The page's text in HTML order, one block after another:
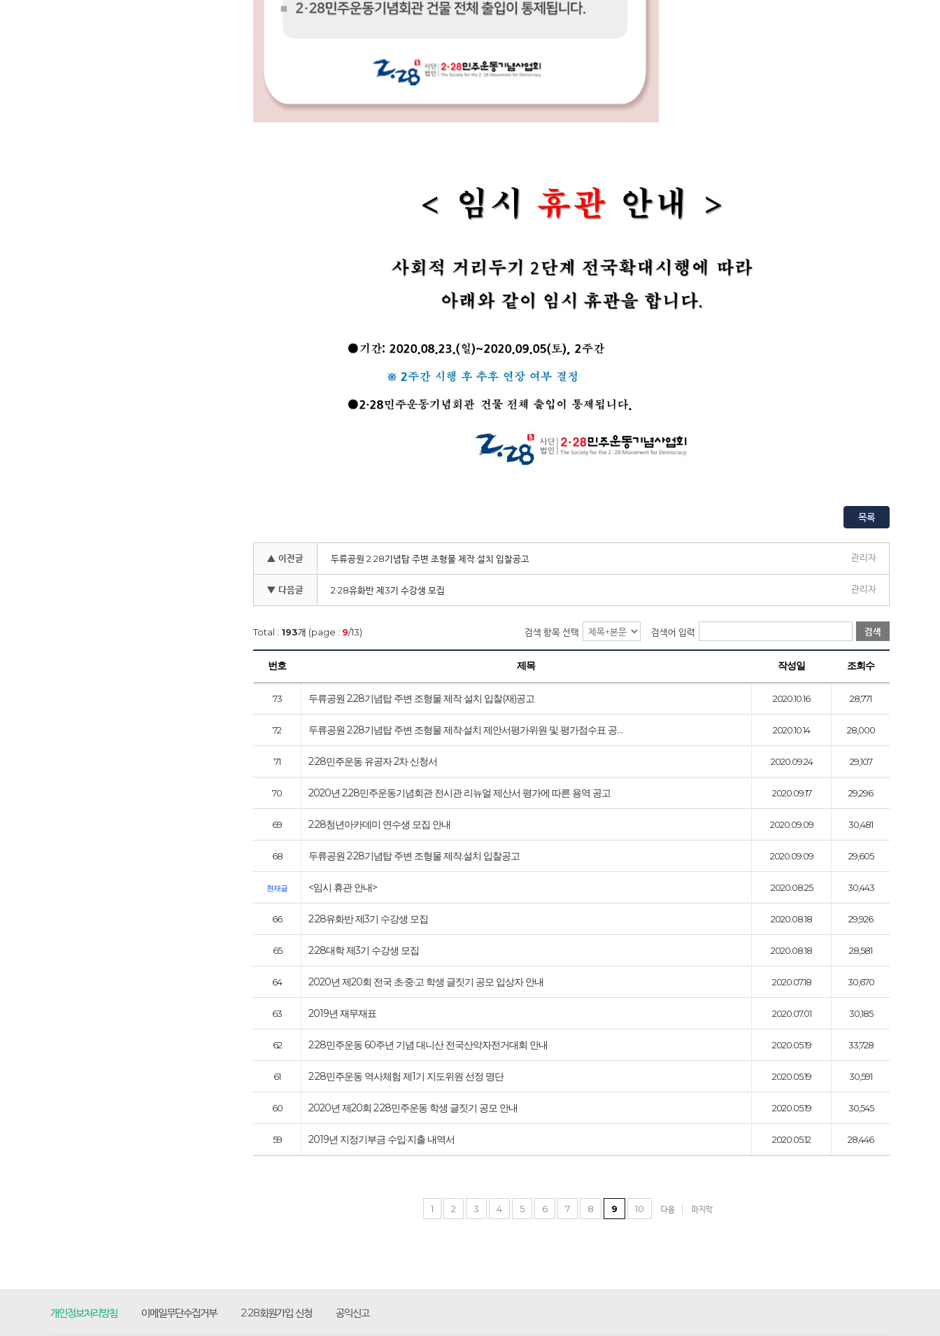
목록
▲ 이전글 두류공원 2·28기념탑 주변 조형물 제작.설치 입찰공고 관리자
▼ 다음글 2·28유화반 제3기 수강생 모집 관리자
Total : 193개 (page : 9/13) 검색 항목 선택 검색어 입력 검색
번호 제목 작성일 조회수
73 두류공원 2.28기념탑 주변 조형물 제작 설치 입찰(재)공고 2020.10.16 28,771
72 두류공원 2·28기념탑 주변 조형물 제작·설치 제안서평가위원 및 평가점수표 공… 2020.10.14 28,000
71 2·28민주운동 유공자 2차 신청서 2020.09.24 29,107
70 2020년 2.28민주운동기념회관 전시관 리뉴얼 제산서 평가에 따른 용역 공고 2020.09.17 29,296
69 2·28청년아카데미 연수생 모집 안내 2020.09.09 30,481
68 두류공원 2·28기념탑 주변 조형물 제작.설치 입찰공고 2020.09.09 29,605
현재글 <임시 휴관 안내> 2020.08.25 30,443
66 2·28유화반 제3기 수강생 모집 2020.08.18 29,926
65 2·28대학 제3기 수강생 모집 2020.08.18 28,581
64 2020년 제20회 전국 초·중·고 학생 글짓기 공모 입상자 안내 2020.07.18 30,670
63 2019년 재무재표 2020.07.01 30,185
62 2·28민주운동 60주년 기념 대니산 전국산악자전거대회 안내 2020.05.19 33,728
61 2·28민주운동 역사체험 제1기 지도위원 선정 명단 2020.05.19 30,591
60 2020년 제20회 2·28민주운동 학생 글짓기 공모 안내 2020.05.19 30,545
59 2019년 지정기부금 수입·지출 내역서 2020.05.12 28,446
1 2 3 4 5 6 7 8 9 10 다음 마지막
개인정보처리방침 이메일무단수집거부 2·28회원가입 신청 공익신고